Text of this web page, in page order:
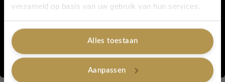
verzameld op basis van uw gebruik van hun services.
Alles toestaan
Aanpassen
Col shawl Lola Paars
Categorieën: Lot 83 - tassen - shawls - 50% korting,Lovely Sale,Colshawl -
lot83 ,COL SHAWL,meerder kleuren
Gerelateerde producten
Ja, graag!
Nee, bedankt